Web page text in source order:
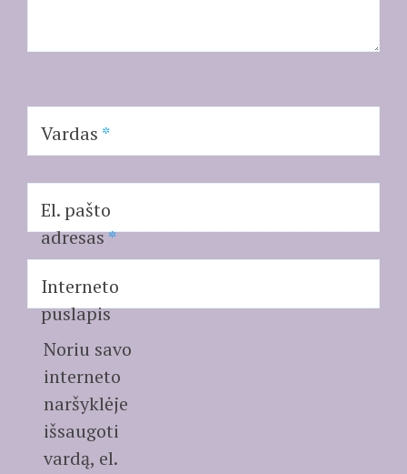
Vardas *
El. pašto
adresas*
Interneto
puslapis
Noriu savo
interneto
naršyklėje
išsaugoti
vardą, el.